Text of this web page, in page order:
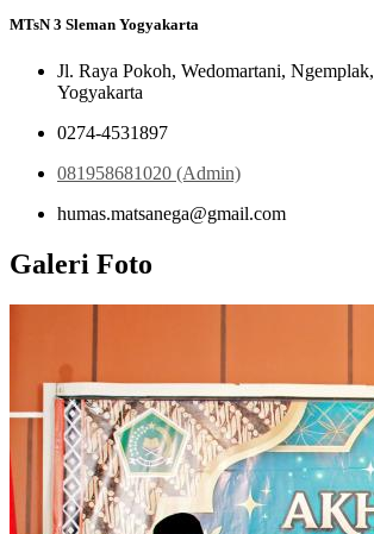
MTsN 3 Sleman Yogyakarta
Jl. Raya Pokoh, Wedomartani,
Yogyakarta
0274-4531897
081958681020 (Admin)
humas.matsanega@gmail.com
Galeri Foto